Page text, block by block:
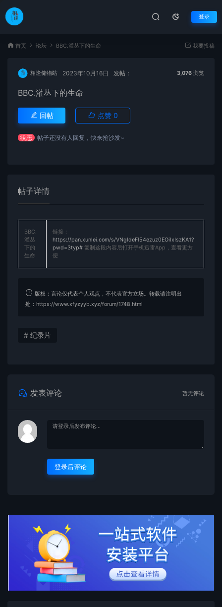
登录
首页 论坛 BBC.灌丛下的生命 我要投稿
相逢储物站 2023年10月16日 发帖： 3,076 浏览
BBC.灌丛下的生命
回帖 点赞 0
状态 帖子还没有人回复，快来抢沙发~
帖子详情
BBC.
灌丛
下的
生命
链接：
https://pan.xunlei.com/s/VNgldeFl54ezuz0EOilxIszKA1?
pwd=3typ# 复制这段内容后打开手机迅雷App，查看更方
便
版权：言论仅代表个人观点，不代表官方立场。转载请注明出
处：https://www.xfyzyyb.xyz/forum/1748.html
# 纪录片
发表评论 暂无评论
登录后评论